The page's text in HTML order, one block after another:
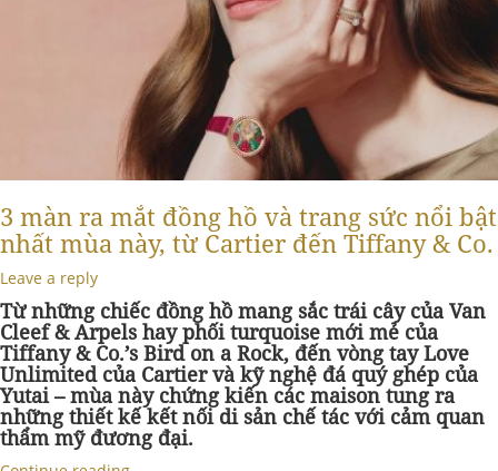
3 màn ra mắt đồng hồ và trang sức nổi bật
nhất mùa này, từ Cartier đến Tiffany & Co.
Leave a reply
Từ những chiếc đồng hồ mang sắc trái cây của Van
Cleef & Arpels hay phối turquoise mới mẻ của
Tiffany & Co.’s Bird on a Rock, đến vòng tay Love
Unlimited của Cartier và kỹ nghệ đá quý ghép của
Yutai – mùa này chứng kiến các maison tung ra
những thiết kế kết nối di sản chế tác với cảm quan
thẩm mỹ đương đại.